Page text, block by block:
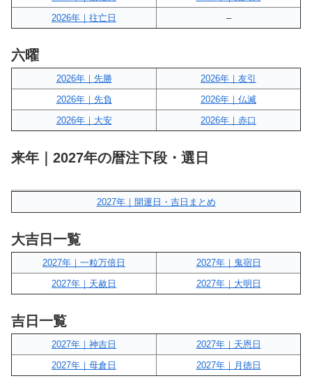
2026年｜往亡日
–
六曜
2026年｜先勝
2026年｜友引
2026年｜先負
2026年｜仏滅
2026年｜大安
2026年｜赤口
来年｜2027年の暦注下段・選日
2027年｜開運日・吉日まとめ
大吉日一覧
2027年｜一粒万倍日
2027年｜鬼宿日
2027年｜天赦日
2027年｜大明日
吉日一覧
2027年｜神吉日
2027年｜天恩日
2027年｜母倉日
2027年｜月徳日